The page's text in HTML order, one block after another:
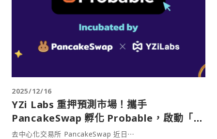
2025/12/16
YZi Labs 重押預測市場！攜手
PancakeSwap 孵化 Probable，啟動「賽
馬機制」提高勝率？
去中心化交易所 PancakeSwap 近日⋯